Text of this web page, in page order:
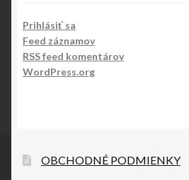
Prihlásiť sa
Feed záznamov
RSS feed komentárov
WordPress.org
OBCHODNÉ PODMIENKY